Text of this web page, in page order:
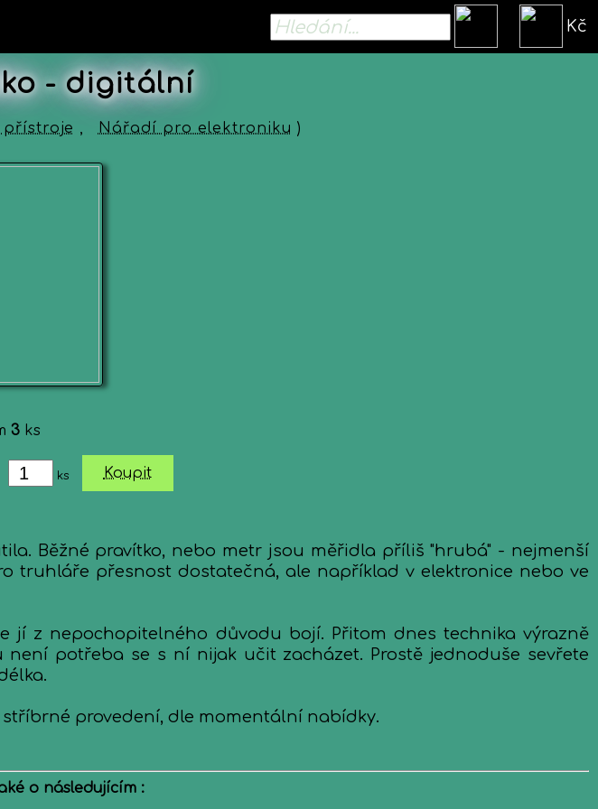
Kč
- digitální
přístroje , Nářadí pro elektroniku )
3 ks
ks Koupit
Běžné pravítko, nebo metr jsou měřidla příliš "hrubá" - nejmenší
truhláře přesnost dostatečná, ale například v elektronice nebo ve
z nepochopitelného důvodu bojí. Přitom dnes technika výrazně
potřeba se s ní nijak učit zacházet. Prostě jednoduše sevřete
provedení, dle momentální nabídky.
o následujícím :